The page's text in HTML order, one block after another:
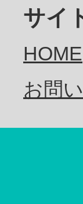
サイ
HOME
お問